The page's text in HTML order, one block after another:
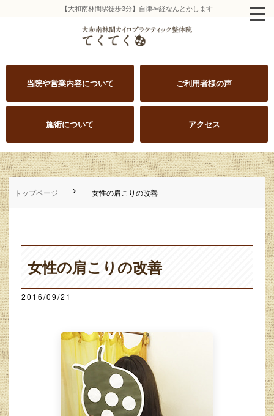
【大和南林間駅徒歩3分】自律神経なんとかします
当院や営業内容について ご利用者様の声
施術について アクセス
トップページ 女性の肩こりの改善
女性の肩こりの改善
2016/09/21